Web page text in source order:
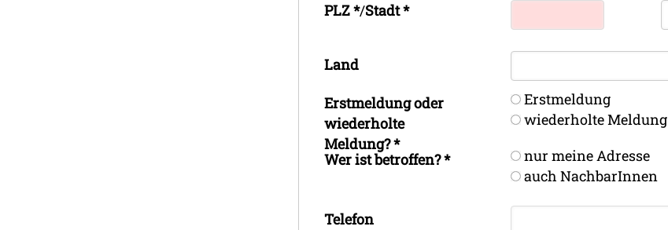
PLZ*/Stadt*
Land
Erstmeldung oder
wiederholte
Meldung?*
Erstmeldung
wiederholte Meldung
Wer ist betroffen?*
nur meine Adresse
auch NachbarInnen
Telefon